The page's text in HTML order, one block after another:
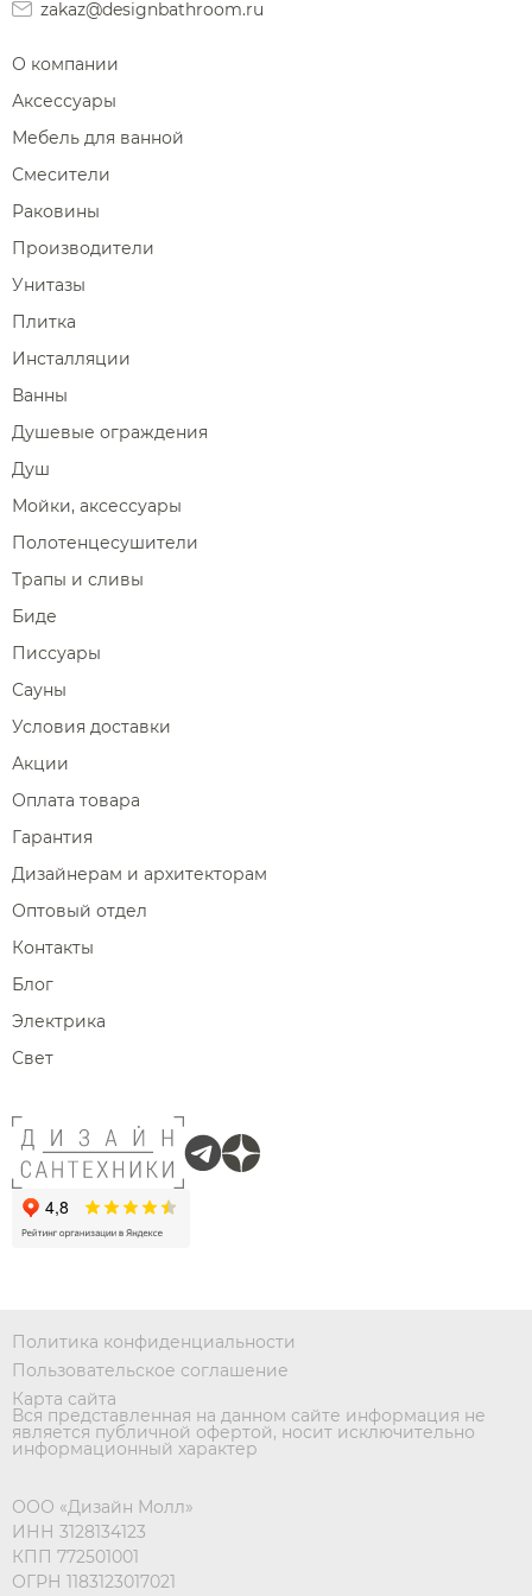
zakaz@designbathroom.ru
О компании
Аксессуары
Мебель для ванной
Смесители
Раковины
Производители
Унитазы
Плитка
Инсталляции
Ванны
Душевые ограждения
Душ
Мойки, аксессуары
Полотенцесушители
Трапы и сливы
Биде
Писсуары
Сауны
Условия доставки
Акции
Оплата товара
Гарантия
Дизайнерам и архитекторам
Оптовый отдел
Контакты
Блог
Электрика
Свет
Политика конфиденциальности
Пользовательское соглашение
Карта сайта
Вся представленная на данном сайте информация не
является публичной офертой, носит исключительно
информационный характер
ООО «Дизайн Молл»
ИНН 3128134123
КПП 772501001
ОГРН 1183123017021